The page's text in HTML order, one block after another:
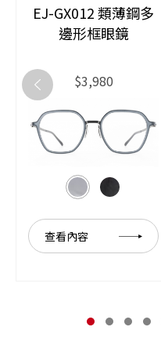
EJ-GX012 類薄鋼多
邊形框眼鏡
$3,980
查看內容